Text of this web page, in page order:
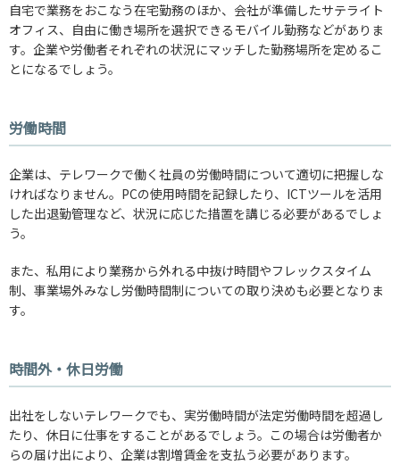
自宅で業務をおこなう在宅勤務のほか、会社が準備したサテライト
オフィス、自由に働き場所を選択できるモバイル勤務などがありま
す。企業や労働者それぞれの状況にマッチした勤務場所を定めるこ
とになるでしょう。
労働時間
企業は、テレワークで働く社員の労働時間について適切に把握しな
ければなりません。PCの使用時間を記録したり、ICTツールを活用
した出退勤管理など、状況に応じた措置を講じる必要があるでしょ
う。
また、私用により業務から外れる中抜け時間やフレックスタイム
制、事業場外みなし労働時間制についての取り決めも必要となりま
す。
時間外・休日労働
出社をしないテレワークでも、実労働時間が法定労働時間を超過し
たり、休日に仕事をすることがあるでしょう。この場合は労働者か
らの届け出により、企業は割増賃金を支払う必要があります。